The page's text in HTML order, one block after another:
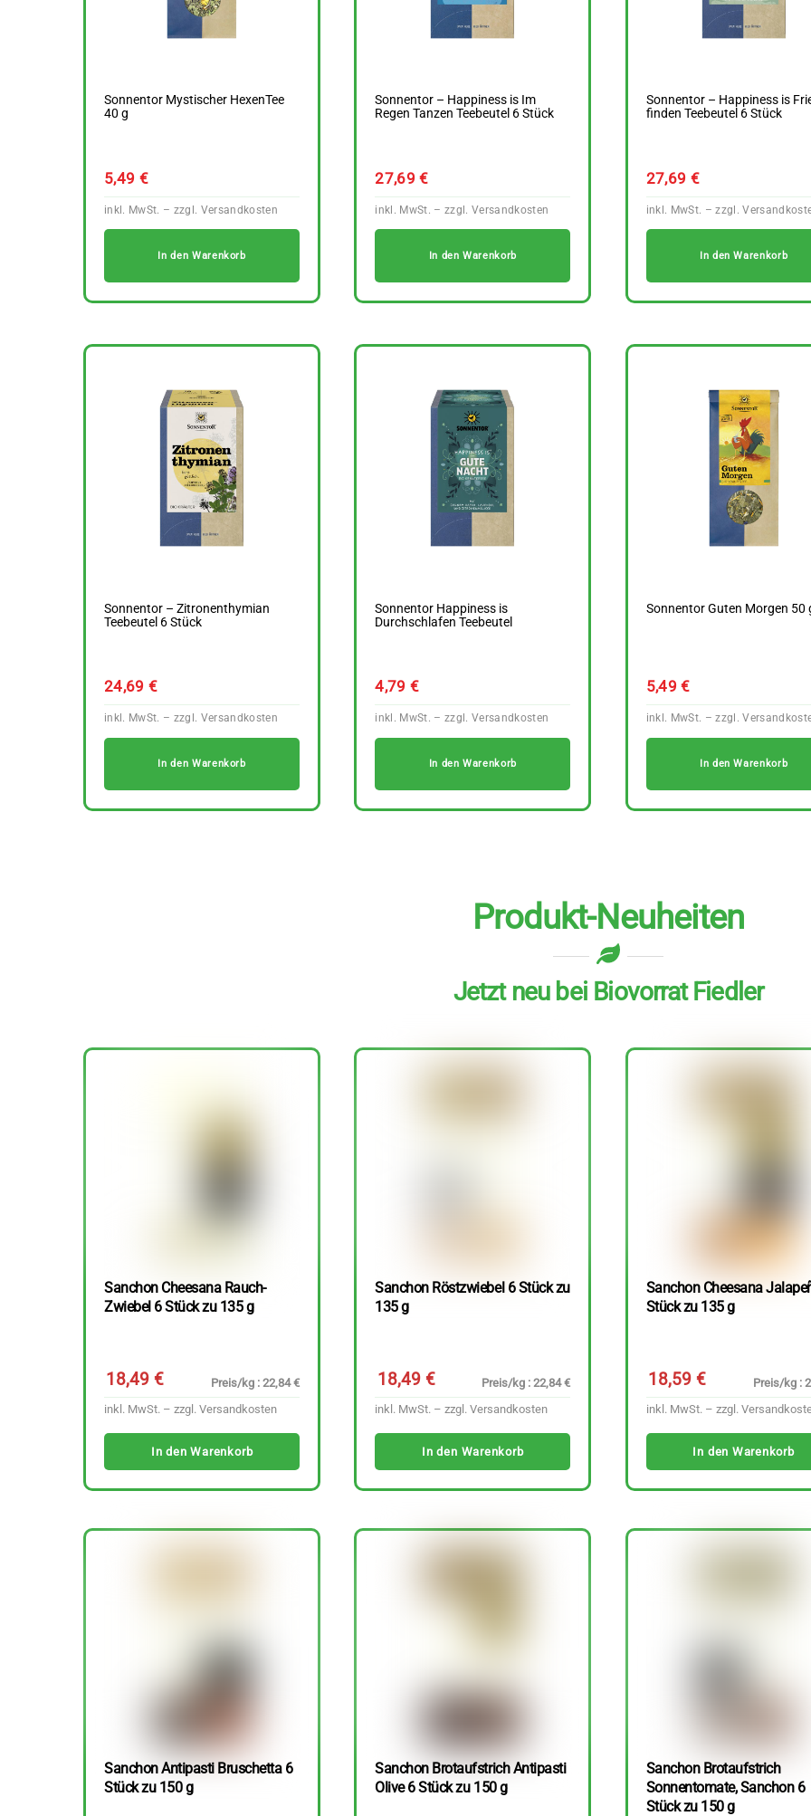
Sonnentor Mystischer HexenTee
40 g
5,49 €
In den Warenkorb
Sonnentor – Happiness is Im
Regen Tanzen Teebeutel 6 Stück
27,69€
In den Warenkorb
Sonnentor – Happiness is
finden Teebeutel 6 Stück
27,69 €
In den Warenkorb
Sonnentor – Zitronenthymian
Teebeutel 6 Stück
24,69€
In den Warenkorb
Sonnentor Happiness is
Durchschlafen Teebeutel
4,79 €
In den Warenkorb
Sonnentor Guten Morgen 50
5,49€
In den Warenkorb
Produkt-Neuheiten
Jetzt neu bei Biovorrat Fiedler
Sanchon Cheesana Rauch-
Zwiebel 6 Stück zu 135 g
18,49€
Preis/kg : 22,84 €
inkl. MwSt. – zzgl. Versandkosten
In den Warenkorb
Sanchon Röstzwiebel 6 Stück zu
135 g
18,49 €
Preis/kg : 22,84 €
inkl. MwSt. – zzgl.Versandkosten
In den Warenkorb
Sanchon Cheesana
Stück zu 135 g
18,59 €
Preis/kg :
inkl. MwSt. – zzgl.
In den Warenkorb
Sanchon Antipasti Bruschetta 6
Stück zu 150 g
Sanchon Brotaufstrich Antipasti
Olive 6 Stück zu 150 g
Sanchon Brotaufstrich
Sonnentomate, Sanchon 6
Stück zu 150 g